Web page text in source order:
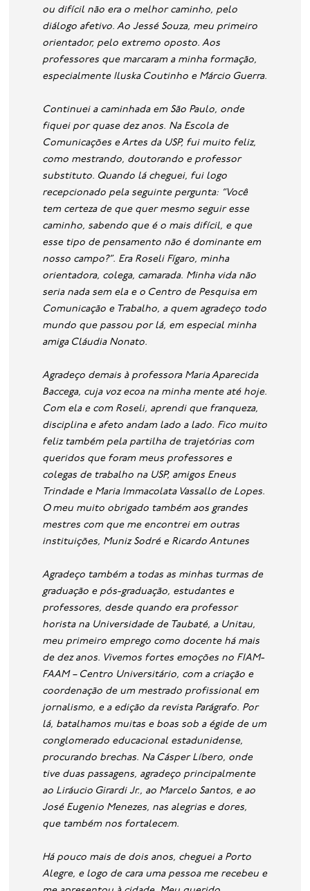
ou difícil não era o melhor caminho, pelo
diálogo afetivo. Ao Jessé Souza, meu primeiro
orientador, pelo extremo oposto. Aos
professores que marcaram a minha formação,
especialmente Iluska Coutinho e Márcio Guerra.
Continuei a caminhada em São Paulo, onde
fiquei por quase dez anos. Na Escola de
Comunicações e Artes da USP, fui muito feliz,
como mestrando, doutorando e professor
substituto. Quando lá cheguei, fui logo
recepcionado pela seguinte pergunta: “Você
tem certeza de que quer mesmo seguir esse
caminho, sabendo que é o mais difícil, e que
esse tipo de pensamento não é dominante em
nosso campo?”. Era Roseli Fígaro, minha
orientadora, colega, camarada. Minha vida não
seria nada sem ela e o Centro de Pesquisa em
Comunicação e Trabalho, a quem agradeço todo
mundo que passou por lá, em especial minha
amiga Cláudia Nonato.
Agradeço demais à professora Maria Aparecida
Baccega, cuja voz ecoa na minha mente até hoje.
Com ela e com Roseli, aprendi que franqueza,
disciplina e afeto andam lado a lado. Fico muito
feliz também pela partilha de trajetórias com
queridos que foram meus professores e
colegas de trabalho na USP, amigos Eneus
Trindade e Maria Immacolata Vassallo de Lopes.
O meu muito obrigado também aos grandes
mestres com que me encontrei em outras
instituições, Muniz Sodré e Ricardo Antunes
Agradeço também a todas as minhas turmas de
graduação e pós-graduação, estudantes e
professores, desde quando era professor
horista na Universidade de Taubaté, a Unitau,
meu primeiro emprego como docente há mais
de dez anos. Vivemos fortes emoções no FIAM-
FAAM – Centro Universitário, com a criação e
coordenação de um mestrado profissional em
jornalismo, e a edição da revista Parágrafo. Por
lá, batalhamos muitas e boas sob a égide de um
conglomerado educacional estadunidense,
procurando brechas. Na Cásper Líbero, onde
tive duas passagens, agradeço principalmente
ao Liráucio Girardi Jr., ao Marcelo Santos, e ao
José Eugenio Menezes, nas alegrias e dores,
que também nos fortalecem.
Há pouco mais de dois anos, cheguei a Porto
Alegre, e logo de cara uma pessoa me recebeu e